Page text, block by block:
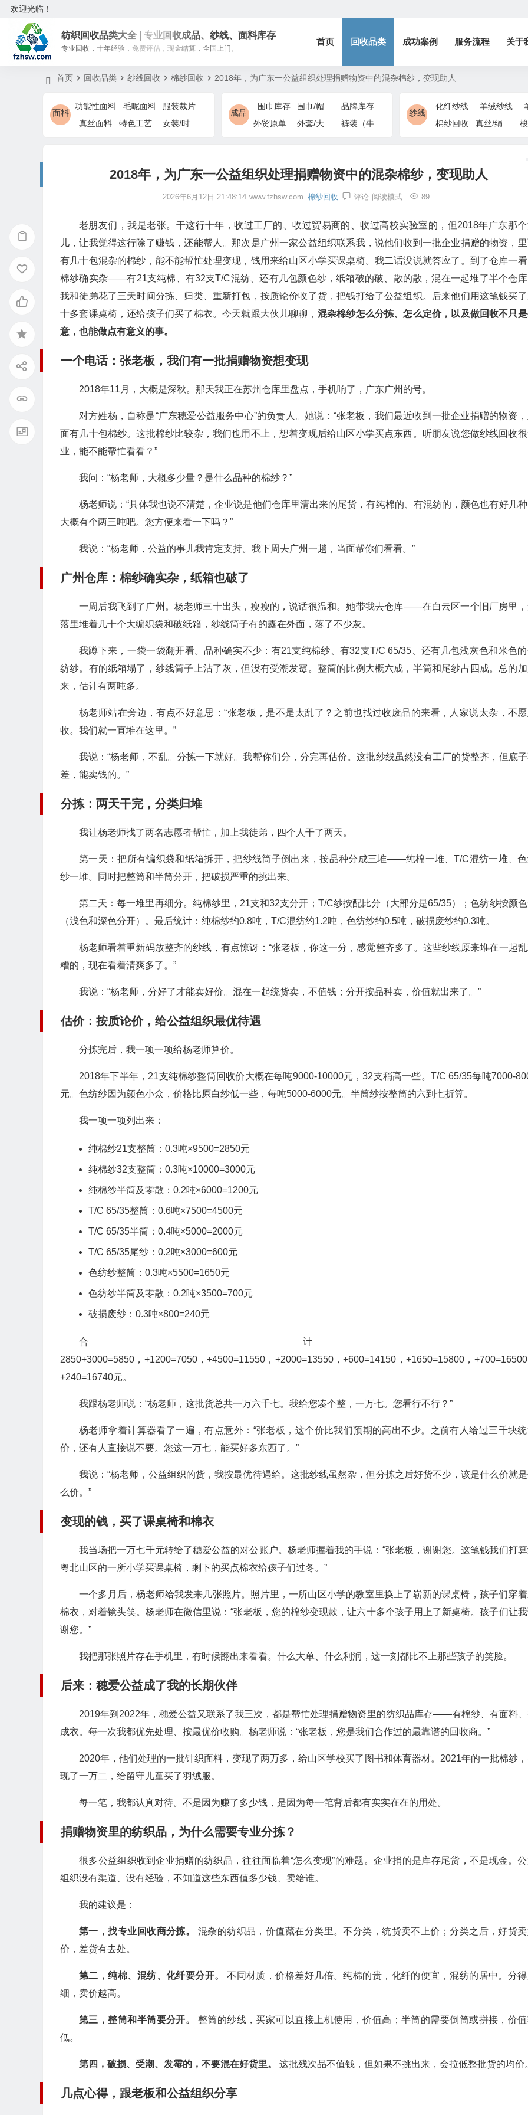
欢迎光临！
纺织回收品类大全 | 专业回收成品、纱线、面料库存
专业回收，十年经验，免费评估，现金结算，全国上门。
首页 回收品类 成功案例 服务流程 关于
首页 回收品类 纱线回收 棉纱回收 2018年，为广东一公益组织处理捐赠物资中的混杂棉纱，变现助人
面料
功能性面料 毛呢面料
真丝面料
特色工艺面料
成品
围巾库存
品牌库存/商场下架
外贸原单/出口退货
裤装（牛仔裤/休闲裤）尾货
纱线
化纤纱线 羊绒纱线
棉纱回收
2018年，为广东一公益组织处理捐赠物资中的混杂棉纱，变现助人
2026年6月12日 21:48:14 www.fzhsw.com 棉纱回收 评论 89
阅读模式
老朋友们，我是老张。干这行十年，收过工厂的、收过贸易商的、收过高校实验室的，但2018年广东那
儿，让我觉得这行除了赚钱，还能帮人。那次是广州一家公益组织联系我，说他们收到一批企业捐赠的物资，里
有几十包混杂的棉纱，能不能帮忙处理变现，钱用来给山区小学买课桌椅。我二话没说就答应了。到了仓库一看
棉纱确实杂——有21支纯棉、有32支T/C混纺、还有几包颜色纱，纸箱破的破、散的散，混在一起堆了半个仓库
我和徒弟花了三天时间分拣、归类、重新打包，按质论价收了货，把钱打给了公益组织。后来他们用这笔钱买
十多套课桌椅，还给孩子们买了棉衣。今天就跟大伙儿聊聊， 混杂棉纱怎么分拣、怎么定价，以及做回收不只
意，也能做点有意义的事。
一个电话：张老板，我们有一批捐赠物资想变现
2018年11月，大概是深秋。那天我正在苏州仓库里盘点，手机响了，广东广州的号。
对方姓杨，自称是“广东穗爱公益服务中心”的负责人。她说：“张老板，我们最近收到一批企业捐赠的物资，
面有几十包棉纱。这批棉纱比较杂，我们也用不上，想着变现后给山区小学买点东西。听朋友说您做纱线回收
业，能不能帮忙看看？”
我问：“杨老师，大概多少量？是什么品种的棉纱？”
杨老师说：“具体我也说不清楚，企业说是他们仓库里清出来的尾货，有纯棉的、有混纺的，颜色也有好几种
大概有个两三吨吧。您方便来看一下吗？”
我说：“杨老师，公益的事儿我肯定支持。我下周去广州一趟，当面帮你们看看。”
广州仓库：棉纱确实杂，纸箱也破了
一周后我飞到了广州。杨老师三十出头，瘦瘦的，说话很温和。她带我去仓库——在白云区一个旧厂房里，
落里堆着几十个大编织袋和破纸箱，纱线筒子有的露在外面，落了不少灰。
我蹲下来，一袋一袋翻开看。品种确实不少：有21支纯棉纱、有32支T/C 65/35、还有几包浅灰色和米色
纺纱。有的纸箱塌了，纱线筒子上沾了灰，但没有受潮发霉。整筒的比例大概六成，半筒和尾纱占四成。总的
来，估计有两吨多。
杨老师站在旁边，有点不好意思：“张老板，是不是太乱了？之前也找过收废品的来看，人家说太杂，不
收。我们就一直堆在这里。”
我说：“杨老师，不乱。分拣一下就好。我帮你们分，分完再估价。这批纱线虽然没有工厂的货整齐，但底
差，能卖钱的。”
分拣：两天干完，分类归堆
我让杨老师找了两名志愿者帮忙，加上我徒弟，四个人干了两天。
第一天：把所有编织袋和纸箱拆开，把纱线筒子倒出来，按品种分成三堆——纯棉一堆、T/C混纺一堆、
纱一堆。同时把整筒和半筒分开，把破损严重的挑出来。
第二天：每一堆里再细分。纯棉纱里，21支和32支分开；T/C纱按配比分（大部分是65/35）；色纺纱按颜
（浅色和深色分开）。最后统计：纯棉纱约0.8吨，T/C混纺约1.2吨，色纺纱约0.5吨，破损废纱约0.3吨。
杨老师看着重新码放整齐的纱线，有点惊讶：“张老板，你这一分，感觉整齐多了。这些纱线原来堆在一起
糟的，现在看着清爽多了。”
我说：“杨老师，分好了才能卖好价。混在一起统货卖，不值钱；分开按品种卖，价值就出来了。”
估价：按质论价，给公益组织最优待遇
分拣完后，我一项一项给杨老师算价。
2018年下半年，21支纯棉纱整筒回收价大概在每吨9000-10000元，32支稍高一些。T/C 65/35每吨7000-
元。色纺纱因为颜色小众，价格比原白纱低一些，每吨5000-6000元。半筒纱按整筒的六到七折算。
我一项一项列出来：
纯棉纱21支整筒：0.3吨×9500=2850元
纯棉纱32支整筒：0.3吨×10000=3000元
纯棉纱半筒及零散：0.2吨×6000=1200元
T/C 65/35整筒：0.6吨×7500=4500元
T/C 65/35半筒：0.4吨×5000=2000元
T/C 65/35尾纱：0.2吨×3000=600元
色纺纱整筒：0.3吨×5500=1650元
色纺纱半筒及零散：0.2吨×3500=700元
破损废纱：0.3吨×800=240元
合计
2850+3000=5850，+1200=7050，+4500=11550，+2000=13550，+600=14150，+1650=15800，+700=16500
+240=16740元。
我跟杨老师说：“杨老师，这批货总共一万六千七。我给您凑个整，一万七。您看行不行？”
杨老师拿着计算器看了一遍，有点意外：“张老板，这个价比我们预期的高出不少。之前有人给过三千块
价，还有人直接说不要。您这一万七，能买好多东西了。”
我说：“杨老师，公益组织的货，我按最优待遇给。这批纱线虽然杂，但分拣之后好货不少，该是什么价就
么价。”
变现的钱，买了课桌椅和棉衣
我当场把一万七千元转给了穗爱公益的对公账户。杨老师握着我的手说：“张老板，谢谢您。这笔钱我们打
粤北山区的一所小学买课桌椅，剩下的买点棉衣给孩子们过冬。”
一个多月后，杨老师给我发来几张照片。照片里，一所山区小学的教室里换上了崭新的课桌椅，孩子们穿
棉衣，对着镜头笑。杨老师在微信里说：“张老板，您的棉纱变现款，让六十多个孩子用上了新桌椅。孩子们让
谢您。”
我把那张照片存在手机里，有时候翻出来看看。什么大单、什么利润，这一刻都比不上那些孩子的笑脸。
后来：穗爱公益成了我的长期伙伴
2019年到2022年，穗爱公益又联系了我三次，都是帮忙处理捐赠物资里的纺织品库存——有棉纱、有面料
成衣。每一次我都优先处理、按最优价收购。杨老师说：“张老板，您是我们合作过的最靠谱的回收商。”
2020年，他们处理的一批针织面料，变现了两万多，给山区学校买了图书和体育器材。2021年的一批棉纱
现了一万二，给留守儿童买了羽绒服。
每一笔，我都认真对待。不是因为赚了多少钱，是因为每一笔背后都有实实在在的用处。
捐赠物资里的纺织品，为什么需要专业分拣？
很多公益组织收到企业捐赠的纺织品，往往面临着“怎么变现”的难题。企业捐的是库存尾货，不是现金。
组织没有渠道、没有经验，不知道这些东西值多少钱、卖给谁。
我的建议是：
第一，找专业回收商分拣。
混杂的纺织品，价值藏在分类里。不分类，统货卖不上价；分类之后，好货
价，差货有去处。
第二，纯棉、混纺、化纤要分开。
不同材质，价格差好几倍。纯棉的贵，化纤的便宜，混纺的居中。分
细，卖价越高。
第三，整筒和半筒要分开。
整筒的纱线，买家可以直接上机使用，价值高；半筒的需要倒筒或拼接，价
低。
第四，破损、受潮、发霉的，不要混在好货里。 这批残次品不值钱，但如果不挑出来，会拉低整批货的均价
几点心得，跟老板和公益组织分享